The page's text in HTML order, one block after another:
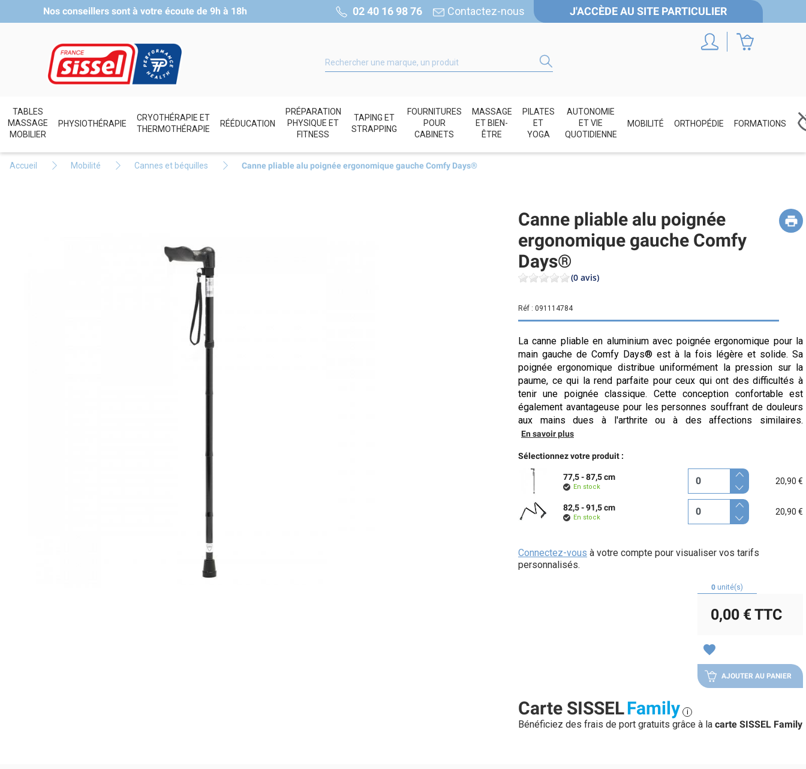
Nos conseillers sont à votre écoute de 9h à 18h 02 40 16 98 76 Contactez-nous J'ACCÈDE AU SITE PARTICULIER
TABLES
MASSAGE
MOBILIER
PHYSIOTHÉRAPIE
CRYOTHÉRAPIE ET
THERMOTHÉRAPIE
RÉÉDUCATION
PRÉPARATION
PHYSIQUE ET
FITNESS
TAPING ET
STRAPPING
FOURNITURES
POUR
CABINETS
MASSAGE
ET BIEN-
ÊTRE
PILATES
ET
YOGA
AUTONOMIE
ET VIE
QUOTIDIENNE
MOBILITÉ ORTHOPÉDIE FORMATIONS
Accueil Mobilité Cannes et béquilles Canne pliable alu poignée ergonomique gauche Comfy Days®
Canne pliable alu poignée
ergonomique gauche Comfy
Days®
(0 avis)
Réf : 091114784
La canne pliable en aluminium avec poignée ergonomique pour la
main gauche de Comfy Days® est à la fois légère et solide. Sa
poignée ergonomique distribue uniformément la pression sur la
paume, ce qui la rend parfaite pour ceux qui ont des difficultés à
tenir une poignée classique. Cette conception confortable est
également avantageuse pour les personnes souffrant de douleurs
aux mains dues à l'arthrite ou à des affections similaires.
En savoir plus
Sélectionnez votre produit :
77,5 - 87,5 cm
En stock
20,90 €
82,5 - 91,5 cm
En stock
20,90 €
Connectez-vous à votre compte pour visualiser vos tarifs
personnalisés.
0 unité(s)
0,00 €TTC
favorite
AJOUTER AU PANIER
Carte SISSELFamily i
Bénéficiez des frais de port gratuits grâce à la carte SISSEL Family